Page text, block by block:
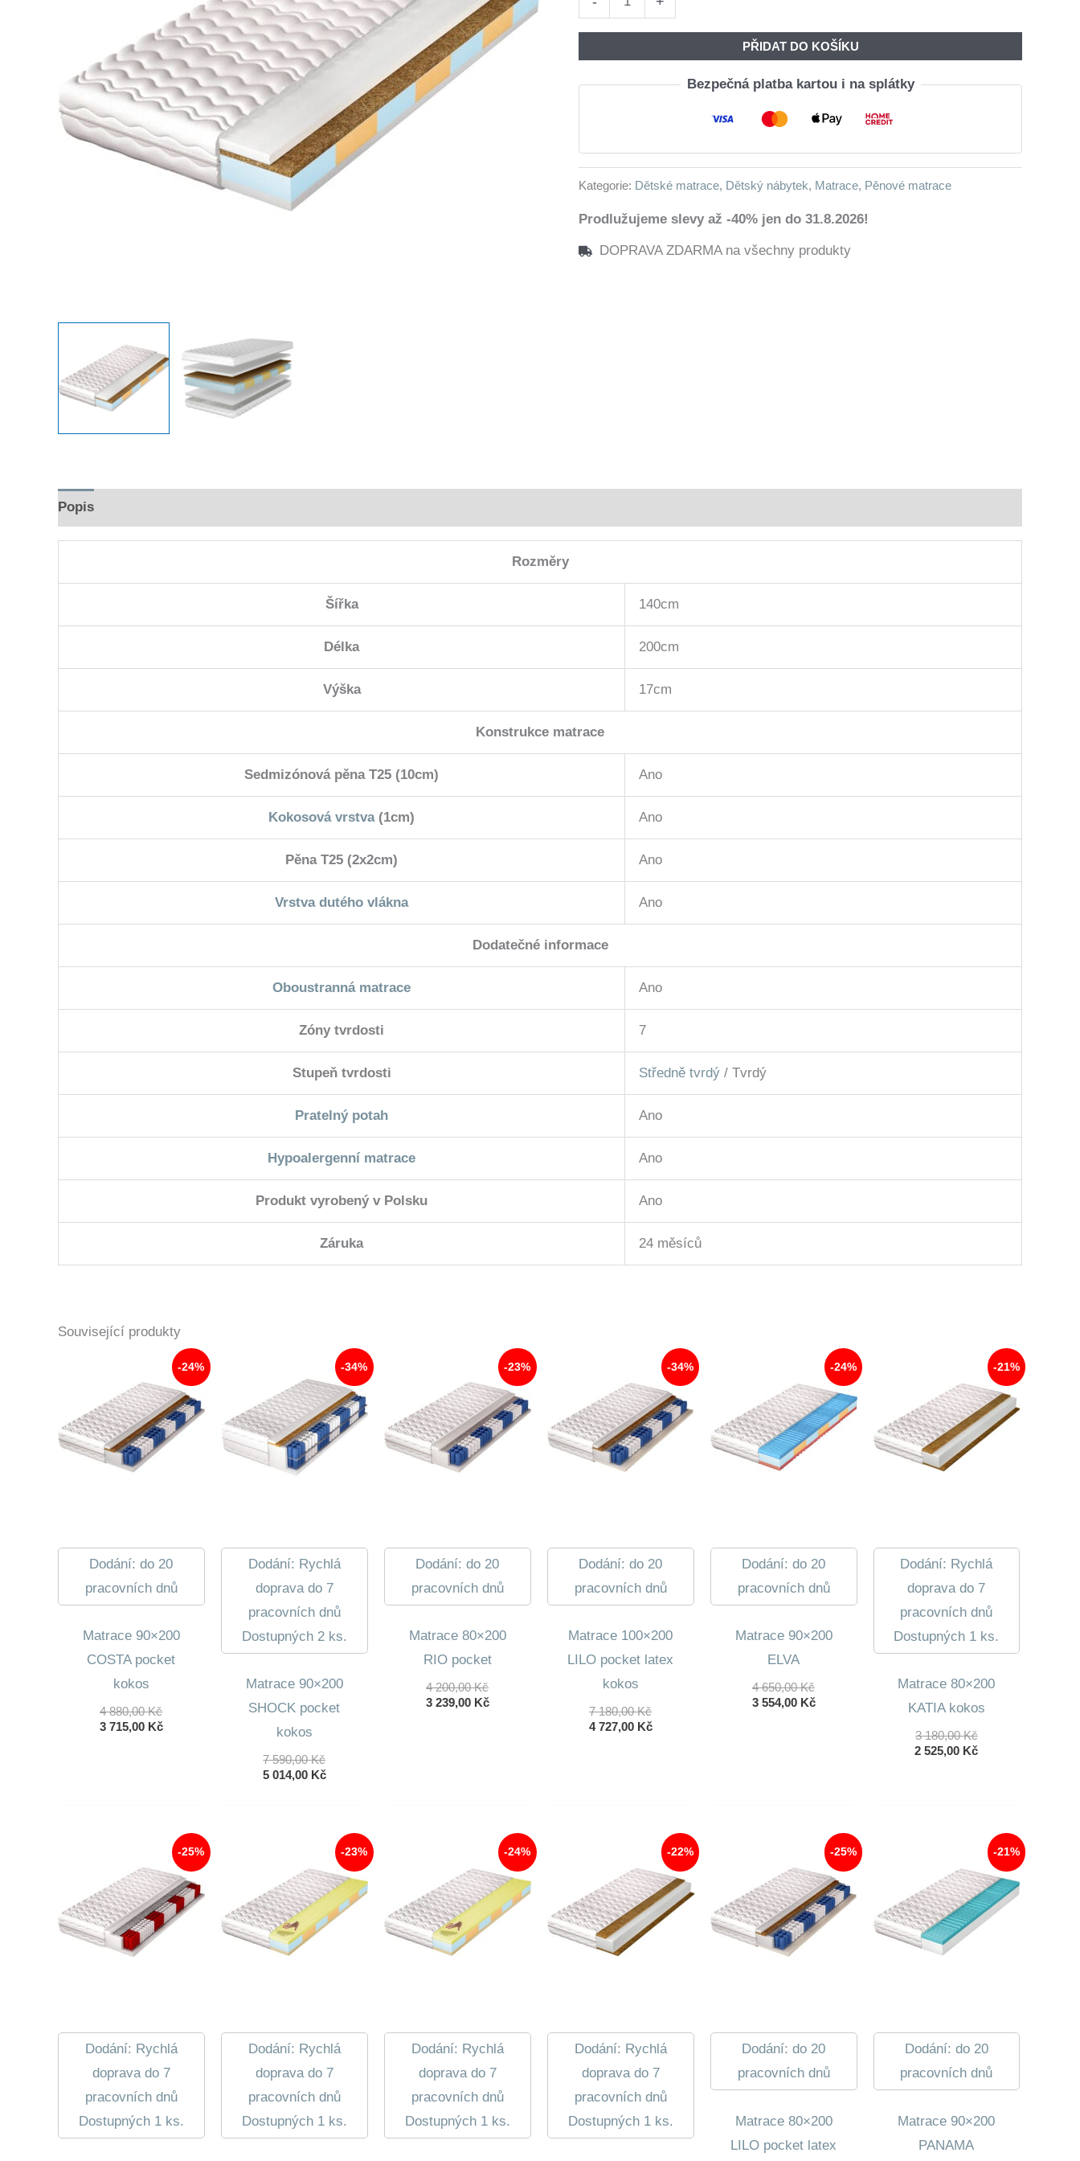
6
160,00 Kč. 611,00 Kč.
140x200
PŘIDAT DO KOŠÍKU
Bezpečná platba kartou i na splátky
Kategorie: Dětské matrace, Dětský nábytek, Matrace, Pěnové matrace
Prodlužujeme slevy až -40% jen do 31.8.2026!
DOPRAVA ZDARMA na všechny produkty
Popis
Rozměry
Šířka 140cm
Délka 200cm
Výška 17cm
Konstrukce matrace
Sedmizónová pěna T25 (10cm) Ano
Kokosová vrstva(1cm) Ano
Pěna T25 (2x2cm) Ano
Vrstva dutého vlákna Ano
Dodatečné informace
Oboustranná matrace Ano
Zóny tvrdosti 7
Stupeň tvrdosti Středně tvrdý / Tvrdý
Pratelný potah Ano
Hypoalergenní matrace Ano
Produkt vyrobený v Polsku Ano
Záruka 24 měsíců
Související produkty
-24%
Dodání: do 20
pracovních dnů
Matrace 90×200
COSTA pocket
kokos
4 880,00KčPůvodní
Cena
3 715,00 KčAktuální
-34%
Dodání: Rychlá
doprava do 7
pracovních dnů
Dostupných 2 ks.
Matrace 90×200
SHOCK pocket
kokos
7 590,00KčPůvodní
Cena
5 014,00 KčAktuální
014,00 Kč.
-23%
Dodání: do 20
pracovních dnů
Matrace 80×200
RIO pocket
4 200,00KčPůvodní
Cena
3 239,00 KčAktuální
-34%
Dodání: do 20
pracovních dnů
Matrace 100×200
LILO pocket latex
kokos
7 180,00KčPůvodní
Cena
4 727,00 KčAktuální
-24%
Dodání: do 20
pracovních dnů
Matrace 90×200
ELVA
4 650,00KčPůvodní
Cena
3 554,00 KčAktuální
-21%
Dodání: Rychlá
doprava do 7
pracovních dnů
Dostupných 1 ks.
Matrace 80×200
KATIA kokos
3 180,00KčPůvodní
Cena
2 525,00 KčAktuální
-25%
Dodání: Rychlá
doprava do 7
pracovních dnů
Dostupných 1 ks.
-23%
Dodání: Rychlá
doprava do 7
pracovních dnů
Dostupných 1 ks.
-24%
Dodání: Rychlá
doprava do 7
pracovních dnů
Dostupných 1 ks.
-22%
Dodání: Rychlá
doprava do 7
pracovních dnů
Dostupných 1 ks.
-25%
Dodání: do 20
pracovních dnů
Matrace 80×200
LILO pocket latex
-21%
Dodání: do 20
pracovních dnů
Matrace 90×200
PANAMA